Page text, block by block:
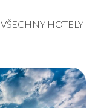
VŠECHNY HOTELY